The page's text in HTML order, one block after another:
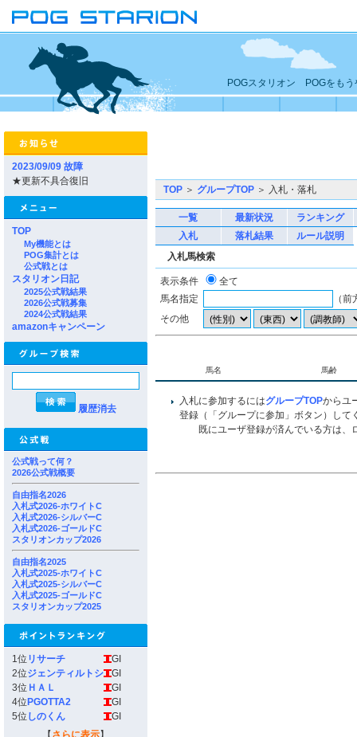
POGスタリオン POGをもう
2023/09/09 故障
★更新不具合復旧
TOP
My機能とは
POG集計とは
公式戦とは
スタリオン日記
2025公式戦結果
2026公式戦募集
2024公式戦結果
amazonキャンペーン
履歴消去
公式戦って何？
2026公式戦概要
自由指名2026
入札式2026-ホワイトC
入札式2026-シルバーC
入札式2026-ゴールドC
スタリオンカップ2026
自由指名2025
入札式2025-ホワイトC
入札式2025-シルバーC
入札式2025-ゴールドC
スタリオンカップ2025
1位 リサーチ
GI
2位ジェンティルトシ
GI
3位 ＨＡＬ
GI
4位 PGOTTA2
GI
5位 しのくん
GI
【 さらに表示】
TOP ＞ グループTOP ＞ 入札・落札
一覧 最新状況
ランキング
入札
落札結果
ルール説明
入札馬検索
表示条件
全て
馬名指定
（
その他
馬名 馬齢
入札に参加するにはグループTOPからユ
登録（「グループに参加」ボタン）して
既にユーザ登録が済んでいる方は、